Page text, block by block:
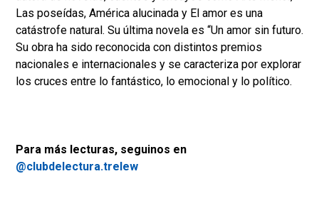
Las poseídas, América alucinada y El amor es una
catástrofe natural. Su última novela es “Un amor sin futuro.
Su obra ha sido reconocida con distintos premios
nacionales e internacionales y se caracteriza por explorar
los cruces entre lo fantástico, lo emocional y lo político.
Para más lecturas, seguinos en
@clubdelectura.trelew